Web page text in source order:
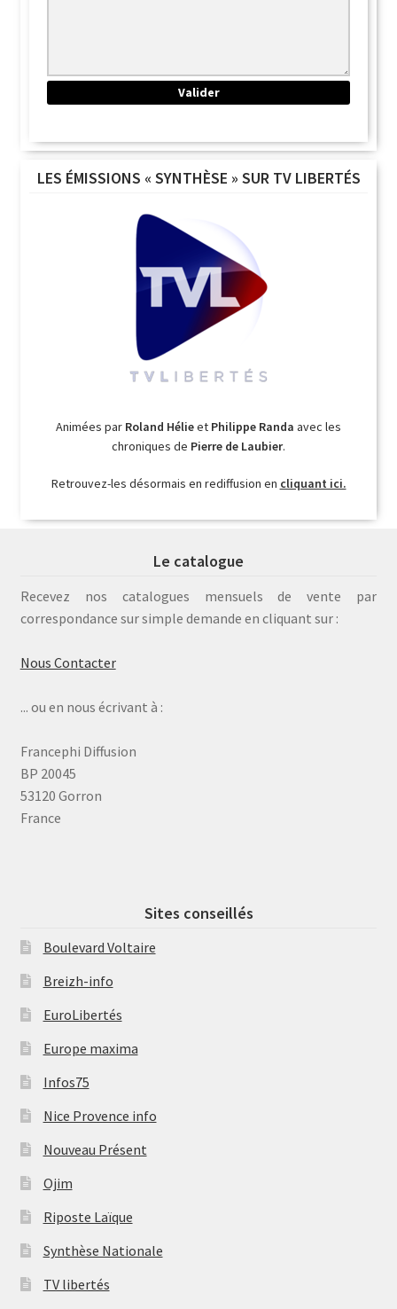
LES ÉMISSIONS « SYNTHÈSE » SUR TV LIBERTÉS
Animées par Roland Hélieet Philippe Randa avec les
chroniques de Pierre de Laubier.
Retrouvez-les désormais en rediffusion en cliquant ici.
Le catalogue
Recevez nos catalogues mensuels de vente par
correspondance sur simple demande en cliquant sur :
Nous Contacter
... ou en nous écrivant à :
Francephi Diffusion
BP 20045
53120 Gorron
France
Sites conseillés
Boulevard Voltaire
Breizh-info
EuroLibertés
Europe maxima
Infos75
Nice Provence info
Nouveau Présent
Ojim
Riposte Laïque
Synthèse Nationale
TV libertés